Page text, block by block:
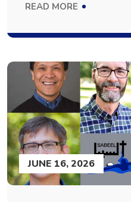
READ MORE
JUNE 16, 2026